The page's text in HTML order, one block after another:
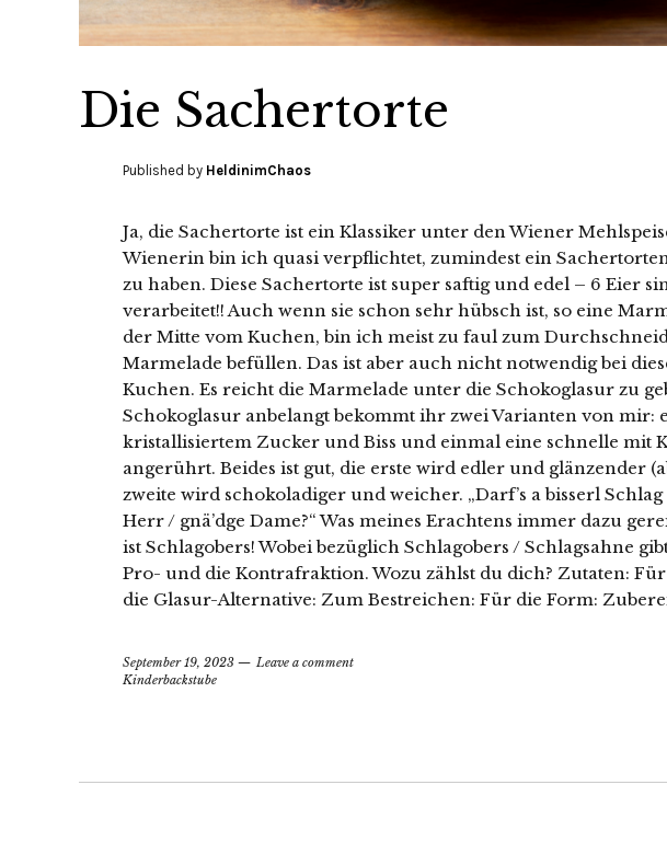
Die Sachertorte
Published by HeldinimChaos
Ja, die Sachertorte ist ein Klassiker unter den Wiener
Wienerin bin ich quasi verpflichtet, zumindest ein
zu haben. Diese Sachertorte ist super saftig und edel – 6 Eier
verarbeitet!! Auch wenn sie schon sehr hübsch ist, so eine
der Mitte vom Kuchen, bin ich meist zu faul zum
Marmelade befüllen. Das ist aber auch nicht notwendig bei
Kuchen. Es reicht die Marmelade unter die Schokoglasur zu
Schokoglasur anbelangt bekommt ihr zwei Varianten von mir:
kristallisiertem Zucker und Biss und einmal eine schnelle mit
angerührt. Beides ist gut, die erste wird edler und glänzender
zweite wird schokoladiger und weicher. „Darf’s a bisserl Schlag
Herr / gnä’dge Dame?“ Was meines Erachtens immer dazu
ist Schlagobers! Wobei bezüglich Schlagobers / Schlagsahne
Pro- und die Kontrafraktion. Wozu zählst du dich? Zutaten:
die Glasur-Alternative: Zum Bestreichen: Für die Form:
September 19, 2023
Leave a comment
Kinderbackstube